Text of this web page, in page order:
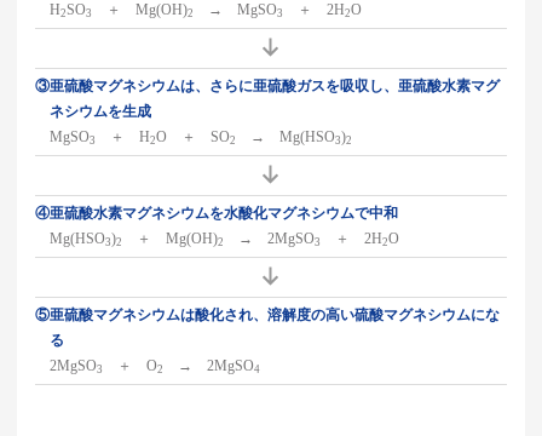
H2SO3 ＋ Mg(OH)2 → MgSO3 ＋ 2H2O
③亜硫酸マグネシウムは、さらに亜硫酸ガスを吸収し、亜硫酸水素マグ
ネシウムを生成
MgSO3 ＋ H2O ＋ SO2 → Mg(HSO3)2
④亜硫酸水素マグネシウムを水酸化マグネシウムで中和
Mg(HSO3)2 ＋ Mg(OH)2 → 2MgSO3 ＋ 2H2O
⑤亜硫酸マグネシウムは酸化され、溶解度の高い硫酸マグネシウムにな
る
2MgSO3 ＋ O2 → 2MgSO4